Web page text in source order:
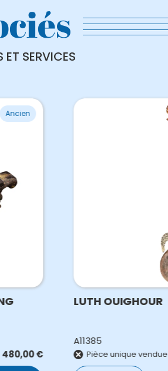
SERVICES
Ancien
480,00€
LUTH OUIGHOUR
A11385
Pièce unique vendue